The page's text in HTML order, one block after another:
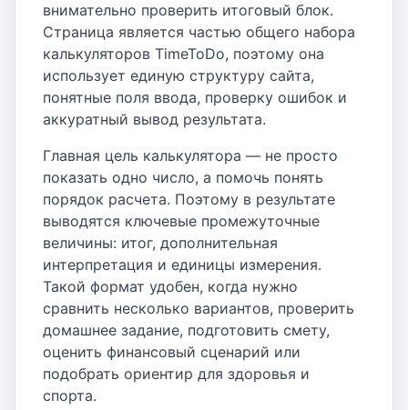
внимательно проверить итоговый блок.
Страница является частью общего набора
калькуляторов TimeToDo, поэтому она
использует единую структуру сайта,
понятные поля ввода, проверку ошибок и
аккуратный вывод результата.
Главная цель калькулятора — не просто
показать одно число, а помочь понять
порядок расчета. Поэтому в результате
выводятся ключевые промежуточные
величины: итог, дополнительная
интерпретация и единицы измерения.
Такой формат удобен, когда нужно
сравнить несколько вариантов, проверить
домашнее задание, подготовить смету,
оценить финансовый сценарий или
подобрать ориентир для здоровья и
спорта.